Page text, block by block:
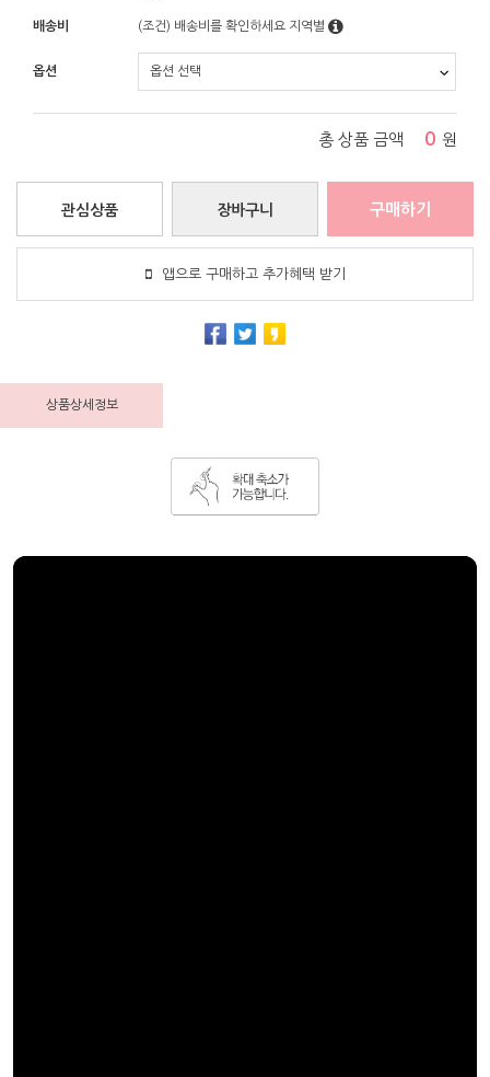
배송비 (조건) 배송비를 확인하세요 지역별
옵션
총 상품 금액 0 원
장바구니
관심상품 구매하기
앱으로 구매하고 추가혜택 받기
상품상세정보